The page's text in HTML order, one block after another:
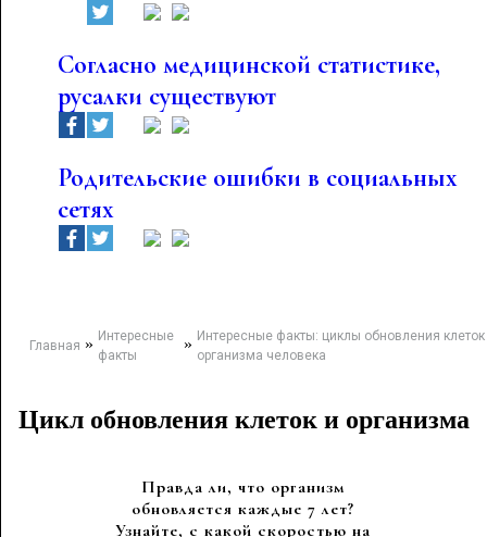
Согласно медицинской статистике,
русалки существуют
Родительские ошибки в социальных
сетях
Главная » Интересные
факты
» Интересные факты: циклы обновления клеток
организма человека
Цикл обновления клеток и организма
Правда ли, что организм
обновляется каждые 7 лет?
Узнайте, с какой скоростью на